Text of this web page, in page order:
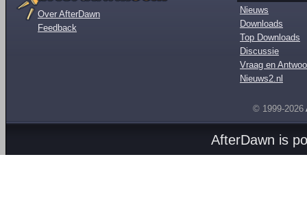
Over AfterDawn
Feedback
Nieuws
Downloads
Top Downloads
Discussie
Vraag en
Nieuws2.nl
© 1999-2026
AfterDawn is